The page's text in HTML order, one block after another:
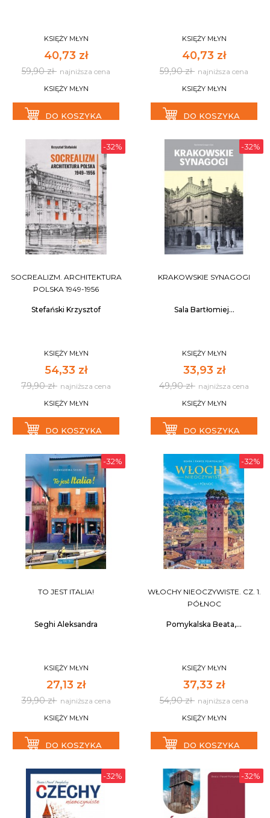
KSIĘŻY MŁYN
40,73 zł
59,90 zł najniższa cena
KSIĘŻY MŁYN
DO KOSZYKA
KSIĘŻY MŁYN
40,73 zł
59,90 zł najniższa cena
KSIĘŻY MŁYN
DO KOSZYKA
-32%
SOCREALIZM. ARCHITEKTURA
POLSKA 1949-1956
Stefański Krzysztof
KSIĘŻY MŁYN
54,33 zł
79,90 zł najniższa cena
KSIĘŻY MŁYN
DO KOSZYKA
-32%
KRAKOWSKIE SYNAGOGI
Sala Bartłomiej...
KSIĘŻY MŁYN
33,93 zł
49,90 zł najniższa cena
KSIĘŻY MŁYN
DO KOSZYKA
-32%
TO JEST ITALIA!
Seghi Aleksandra
KSIĘŻY MŁYN
27,13 zł
39,90 zł najniższa cena
KSIĘŻY MŁYN
DO KOSZYKA
-32%
WŁOCHY NIEOCZYWISTE. CZ. 1.
PÓŁNOC
Pomykalska Beata,...
KSIĘŻY MŁYN
37,33 zł
54,90 zł najniższa cena
KSIĘŻY MŁYN
DO KOSZYKA
-32% -32%